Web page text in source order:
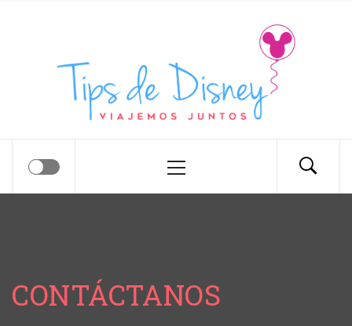
CONTÁCTANOS